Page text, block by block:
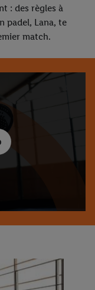
: des règles à
padel, Lana, te
match.